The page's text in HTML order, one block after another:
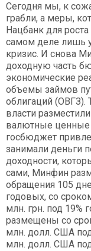
Сегодня мы, к
грабли, а меры,
Нацбанк для
самом деле лишь
кризис. И снова
доходную часть
экономические
объемы займов
облигаций (ОВГЗ).
власти
валютные ценные
госбюджет
занимали деньги
доходности,
сами, Минфин
обращения 105
годовых, со
млн. грн. под 19%
размещены со
млн. долл. США
млн. долл. США